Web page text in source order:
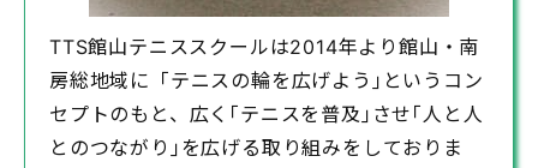
TTS館山テニススクールは2014年より館山・南
房総地域に「テニスの輪を広げよう｣というコン
セプトのもと、広く｢テニスを普及｣させ｢人と人
とのつながり｣を広げる取り組みをしておりま